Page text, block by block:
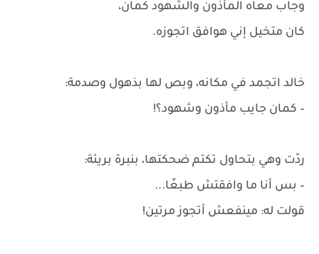
وجاب معاه المأذون والشهود كمان،
كان متخيل إني هوافق اتجوزه.
خالد اتجمد في مكانه، وبص لها بذهول وصدمة:
– كمان جايب مأذون وشهود؟!
ردّت وهي بتحاول تكتم ضحكتها، بنبرة بريئة:
– بس أنا ما وافقتش طبعًا...
قولت له: مينفعش أتجوز مرتين!